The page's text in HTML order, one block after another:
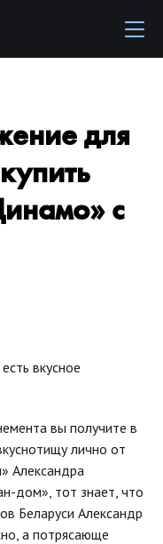
для
с
вкусное
вы получите в
лично от
Александра
дом», тот знает, что
Беларуси Александр
а потрясающе